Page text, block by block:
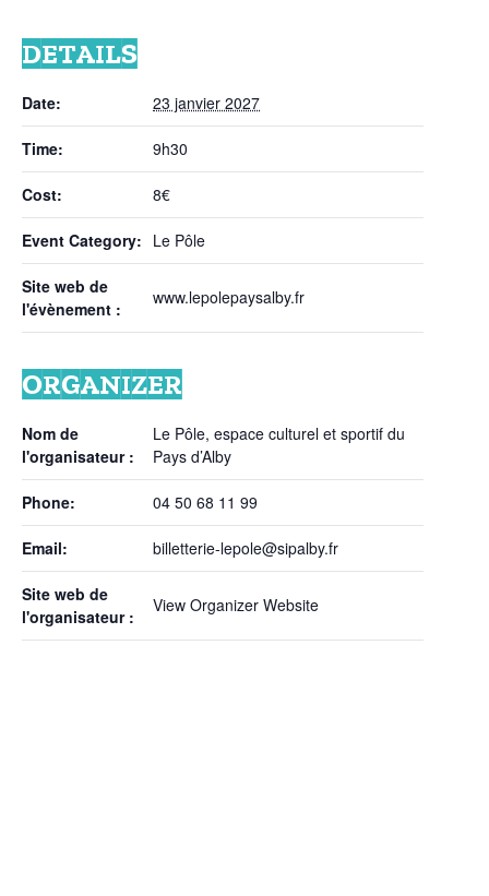
DETAILS
Date: 23 janvier 2027
Time: 9h30
Cost: 8€
Event Category: Le Pôle
Site web de
l'évènement :
www.lepolepaysalby.fr
ORGANIZER
Nom de
l'organisateur :
Le Pôle, espace culturel et sportif du
Pays d’Alby
Phone: 04 50 68 11 99
Email: billetterie-lepole@sipalby.fr
Site web de
l'organisateur :
View Organizer Website